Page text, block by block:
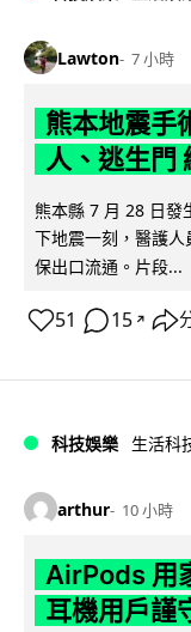
Lawton 7 小時
熊本地震手
人、逃生門
熊本縣 7 月 28 日發
下地震一刻，醫護
保出口流通。片段...
51 15 ↗
科技娛樂 生活科
arthur 10 小時
AirPods 用
耳機用戶